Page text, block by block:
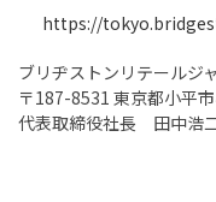
https://
ブリヂストンリテールジ
〒187-8531 東京都小平
代表取締役社長 田中浩